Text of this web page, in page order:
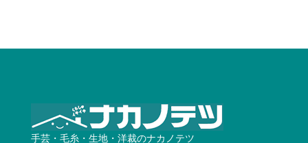
手芸・毛糸・生地・洋裁のナカノテツ